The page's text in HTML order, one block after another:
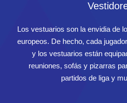
Los vestuarios son la envidia de
europeos. De hecho, cada
y los vestuarios están
reuniones, sofás y pizarras
partidos de liga y